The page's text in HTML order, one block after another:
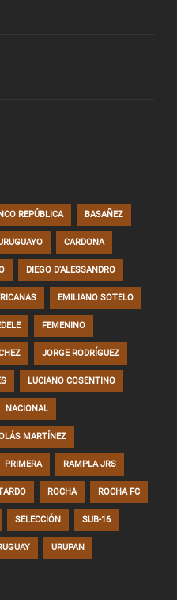
REPÚBLICA BASAÑEZ
CARDONA
DIEGO D'ALESSANDRO
EMILIANO SOTELO
FEMENINO
JORGE RODRÍGUEZ
LUCIANO COSENTINO
NACIONAL
MARTÍNEZ
PRIMERA RAMPLA JRS
ROCHA ROCHA FC
SELECCIÓN SUB-16
URUPAN